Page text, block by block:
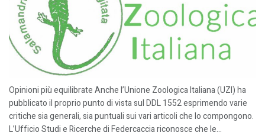
Opinioni più equilibrate Anche l’Unione Zoologica Italiana (UZI) ha
pubblicato il proprio punto di vista sul DDL 1552 esprimendo varie
critiche sia generali, sia puntuali sui vari articoli che lo compongono.
L’Ufficio Studi e Ricerche di Federcaccia riconosce che le...